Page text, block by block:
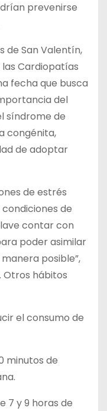
prevenirse
de San Valentín,
Cardiopatías
fecha que busca
del
síndrome de
congénita,
de adoptar
de estrés
de
contar con
poder asimilar
posible”,
Otros hábitos
el consumo de
minutos de
7 y 9 horas de